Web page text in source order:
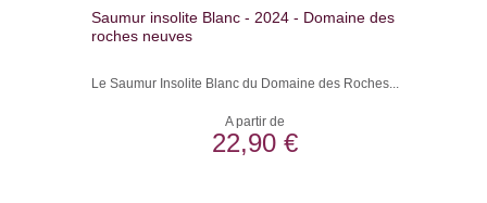
Saumur insolite Blanc - 2024 - Domaine des
roches neuves
Le Saumur Insolite Blanc du Domaine des Roches...
A partir de
22,90 €